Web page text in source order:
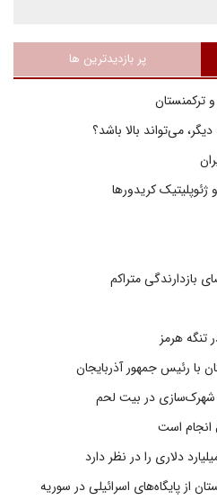
پر بازدیدترین ها
ترکمنستان
می‌تواند بالا باشد؟
کریدورها
بازدارندگی متراکم
تنگه هرمز
با رئیس جمهور آذربایجان
در بیت‌ لحم
انجام است
از پایگاه‌های اسرائیلی در سوریه